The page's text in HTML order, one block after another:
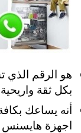
هو الرقم الذي
بكل ثقة واريحية
أنه يساعك
اجهزة هايسنس